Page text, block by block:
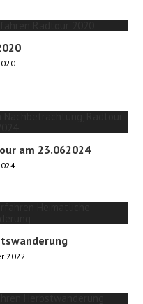
am 23.062024
2022